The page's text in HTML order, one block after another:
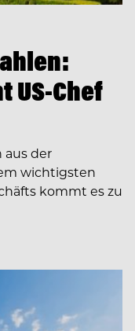
US-Chef
aus der
wichtigsten
kommt es zu